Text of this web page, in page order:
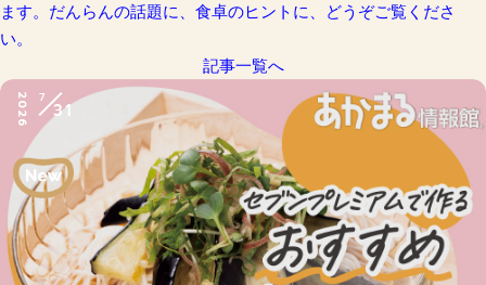
ます。だんらんの話題に、食卓のヒントに、どうぞご覧くださ
い。
記事一覧へ
2026 7
31